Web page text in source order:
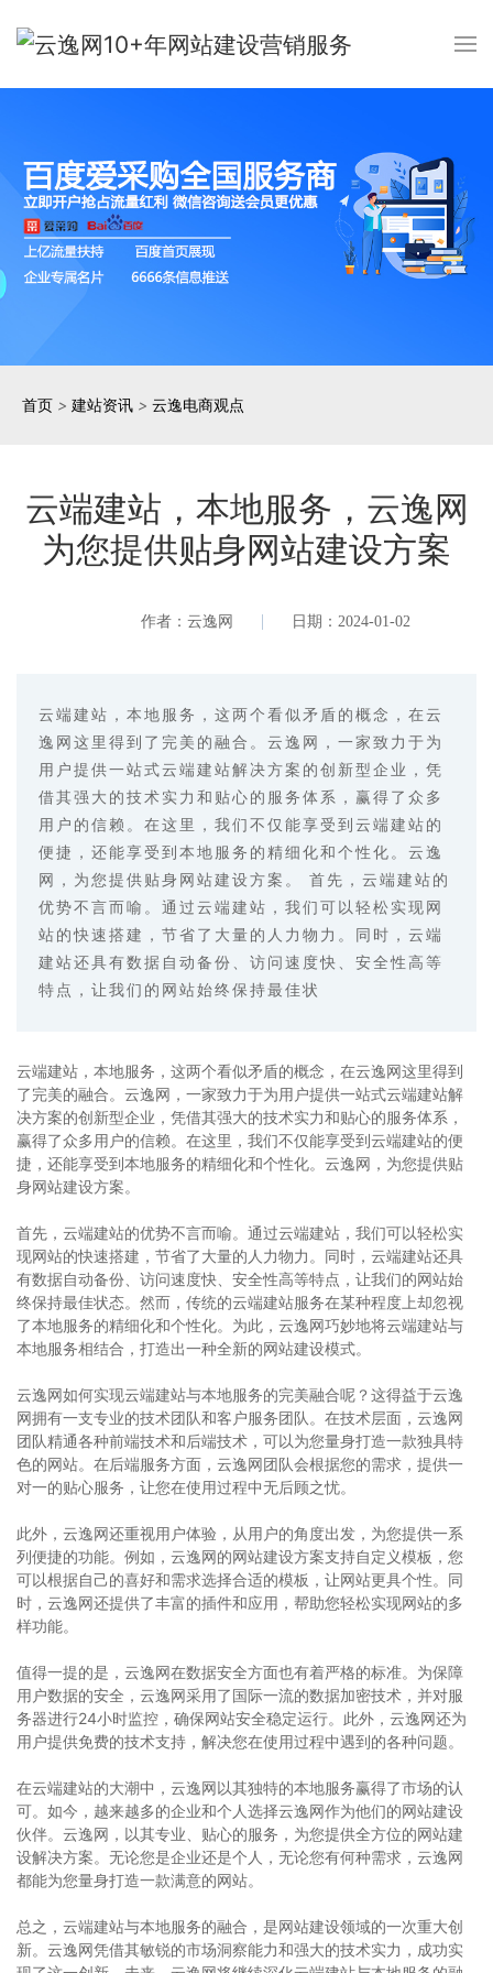
首页 > 建站资讯 > 云逸电商观点
云端建站，本地服务，云逸网
为您提供贴身网站建设方案
作者：云逸网 日期：2024-01-02
云端建站，本地服务，这两个看似矛盾的概念，在云
逸网这里得到了完美的融合。云逸网，一家致力于为
用户提供一站式云端建站解决方案的创新型企业，凭
借其强大的技术实力和贴心的服务体系，赢得了众多
用户的信赖。在这里，我们不仅能享受到云端建站的
便捷，还能享受到本地服务的精细化和个性化。云逸
网，为您提供贴身网站建设方案。 首先，云端建站的
优势不言而喻。通过云端建站，我们可以轻松实现网
站的快速搭建，节省了大量的人力物力。同时，云端
建站还具有数据自动备份、访问速度快、安全性高等
特点，让我们的网站始终保持最佳状
云端建站，本地服务，这两个看似矛盾的概念，在云逸网这里得到
了完美的融合。云逸网，一家致力于为用户提供一站式云端建站解
决方案的创新型企业，凭借其强大的技术实力和贴心的服务体系，
赢得了众多用户的信赖。在这里，我们不仅能享受到云端建站的便
捷，还能享受到本地服务的精细化和个性化。云逸网，为您提供贴
身网站建设方案。
首先，云端建站的优势不言而喻。通过云端建站，我们可以轻松实
现网站的快速搭建，节省了大量的人力物力。同时，云端建站还具
有数据自动备份、访问速度快、安全性高等特点，让我们的网站始
终保持最佳状态。然而，传统的云端建站服务在某种程度上却忽视
了本地服务的精细化和个性化。为此，云逸网巧妙地将云端建站与
本地服务相结合，打造出一种全新的网站建设模式。
云逸网如何实现云端建站与本地服务的完美融合呢？这得益于云逸
网拥有一支专业的技术团队和客户服务团队。在技术层面，云逸网
团队精通各种前端技术和后端技术，可以为您量身打造一款独具特
色的网站。在后端服务方面，云逸网团队会根据您的需求，提供一
对一的贴心服务，让您在使用过程中无后顾之忧。
此外，云逸网还重视用户体验，从用户的角度出发，为您提供一系
列便捷的功能。例如，云逸网的网站建设方案支持自定义模板，您
可以根据自己的喜好和需求选择合适的模板，让网站更具个性。同
时，云逸网还提供了丰富的插件和应用，帮助您轻松实现网站的多
样功能。
值得一提的是，云逸网在数据安全方面也有着严格的标准。为保障
用户数据的安全，云逸网采用了国际一流的数据加密技术，并对服
务器进行24小时监控，确保网站安全稳定运行。此外，云逸网还为
用户提供免费的技术支持，解决您在使用过程中遇到的各种问题。
在云端建站的大潮中，云逸网以其独特的本地服务赢得了市场的认
可。如今，越来越多的企业和个人选择云逸网作为他们的网站建设
伙伴。云逸网，以其专业、贴心的服务，为您提供全方位的网站建
设解决方案。无论您是企业还是个人，无论您有何种需求，云逸网
都能为您量身打造一款满意的网站。
总之，云端建站与本地服务的融合，是网站建设领域的一次重大创
新。云逸网凭借其敏锐的市场洞察能力和强大的技术实力，成功实